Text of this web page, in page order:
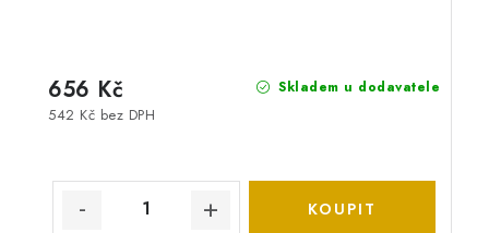
Skladem u dodavatele
542 Kč bez DPH
656 Kč